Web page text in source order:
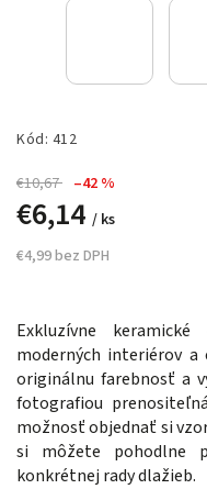
Kód: 412
€10,67
–42 %
€6,14 / ks
€4,99 bez DPH
Exkluzívne
moderných interiérov a
originálnu farebnosť a
fotografiou
možnosť objednať si
si môžete pohodlne
konkrétnej rady dlažieb.